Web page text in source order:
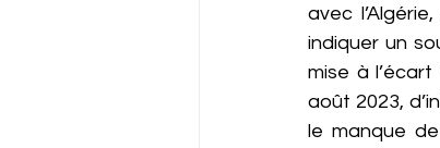
avec
indiquer un
mise à
août 2023,
le manque